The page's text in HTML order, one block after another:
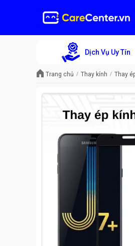
Dịch Vụ Uy Tín
Trang chủ Thay kính Thay